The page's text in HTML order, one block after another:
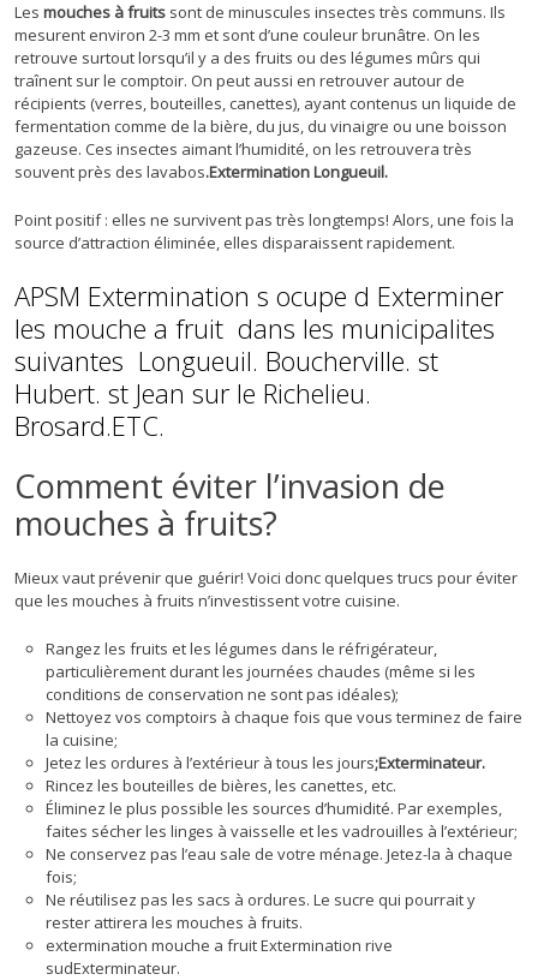
Les mouches à fruits sont de minuscules insectes très communs. Ils
mesurent environ 2-3 mm et sont d’une couleur brunâtre. On les
retrouve surtout lorsqu’il y a des fruits ou des légumes mûrs qui
traînent sur le comptoir. On peut aussi en retrouver autour de
récipients (verres, bouteilles, canettes), ayant contenus un liquide de
fermentation comme de la bière, du jus, du vinaigre ou une boisson
gazeuse. Ces insectes aimant l’humidité, on les retrouvera très
souvent près des lavabos.Extermination Longueuil.
Point positif : elles ne survivent pas très longtemps! Alors, une fois la
source d’attraction éliminée, elles disparaissent rapidement.
APSM Extermination s ocupe d Exterminer
les mouche a fruit dans les municipalites
suivantes Longueuil. Boucherville. st
Hubert. st Jean sur le Richelieu.
Brosard.ETC.
Comment éviter l’invasion de
mouches à fruits?
Mieux vaut prévenir que guérir! Voici donc quelques trucs pour éviter
que les mouches à fruits n’investissent votre cuisine.
Rangez les fruits et les légumes dans le réfrigérateur,
particulièrement durant les journées chaudes (même si les
conditions de conservation ne sont pas idéales);
Nettoyez vos comptoirs à chaque fois que vous terminez de faire
la cuisine;
Jetez les ordures à l’extérieur à tous les jours;Exterminateur.
Rincez les bouteilles de bières, les canettes, etc.
Éliminez le plus possible les sources d’humidité. Par exemples,
faites sécher les linges à vaisselle et les vadrouilles à l’extérieur;
Ne conservez pas l’eau sale de votre ménage. Jetez-la à chaque
fois;
Ne réutilisez pas les sacs à ordures. Le sucre qui pourrait y
rester attirera les mouches à fruits.
extermination mouche a fruit Extermination rive
sudExterminateur.